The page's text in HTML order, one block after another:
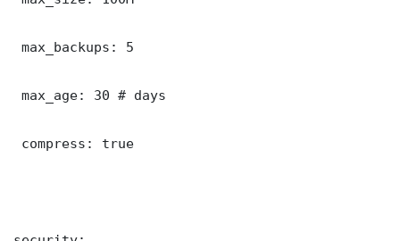
max_backups: 5
max_age: 30 # days
compress: true